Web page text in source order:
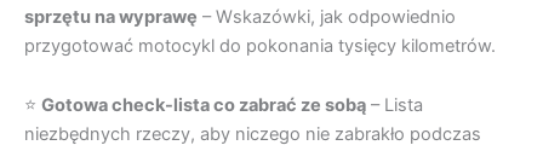
sprzętu na wyprawę – Wskazówki, jak odpowiednio
przygotować motocykl do pokonania tysięcy kilometrów.
⭐ Gotowa check-lista co zabrać ze sobą – Lista
niezbędnych rzeczy, aby niczego nie zabrakło podczas